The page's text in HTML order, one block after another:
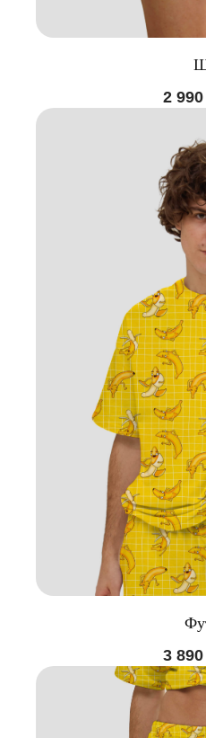
2 990
3 890